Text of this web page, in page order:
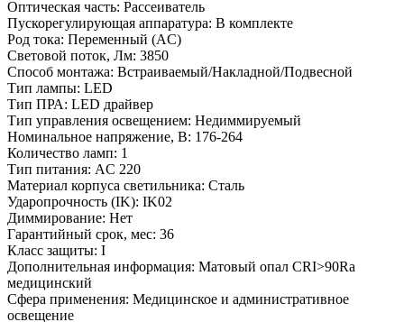
Оптическая часть: Рассеиватель
Пускорегулирующая аппаратура: В комплекте
Род тока: Переменный (AC)
Световой поток, Лм: 3850
Способ монтажа: Встраиваемый/Накладной/Подвесной
Тип лампы: LED
Тип ПРА: LED драйвер
Тип управления освещением: Недиммируемый
Номинальное напряжение, В: 176-264
Количество ламп: 1
Тип питания: AC 220
Материал корпуса светильника: Сталь
Ударопрочность (IK): IK02
Диммирование: Нет
Гарантийный срок, мес: 36
Класс защиты: I
Дополнительная информация: Матовый опал CRI>90Ra
медицинский
Сфера применения: Медицинское и административное
освещение